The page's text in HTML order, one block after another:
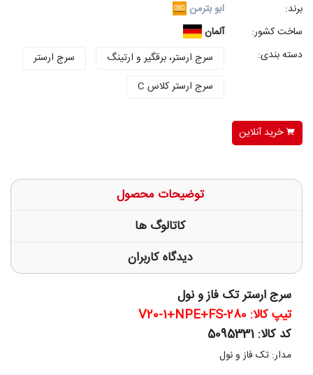
برند:
ابو بترمن
ساخت کشور:
آلمان
دسته بندی:
سرج ارستر، برقگیر و ارتینگ
سرج ارستر
سرج ارستر کلاس C
خرید آنلاین
توضیحات محصول
کاتالوگ ها
دیدگاه کاربران
سرج ارستر تک فاز و نول
تیپ کالا: V20-1+NPE+FS-280
کد کالا: 5095331
مدار: تک فاز و نول